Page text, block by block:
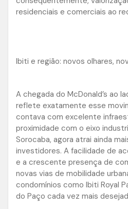
residenciais e comerciais ao
Ibiti e região: novos olhares,
A chegada do McDonald’s ao
reflete exatamente esse
contava com excelente
proximidade com o eixo
Sorocaba, agora atrai ainda
investidores. A facilidade de
e a crescente presença de
novas vias de mobilidade
condomínios como Ibiti Royal
do Paço cada vez mais